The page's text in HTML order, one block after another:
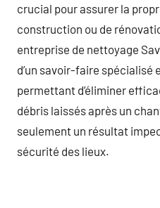
crucial pour assurer la
construction ou de
entreprise de nettoyage
d’un savoir-faire spécialisé
permettant d’éliminer
débris laissés après un
seulement un résultat
sécurité des lieux.